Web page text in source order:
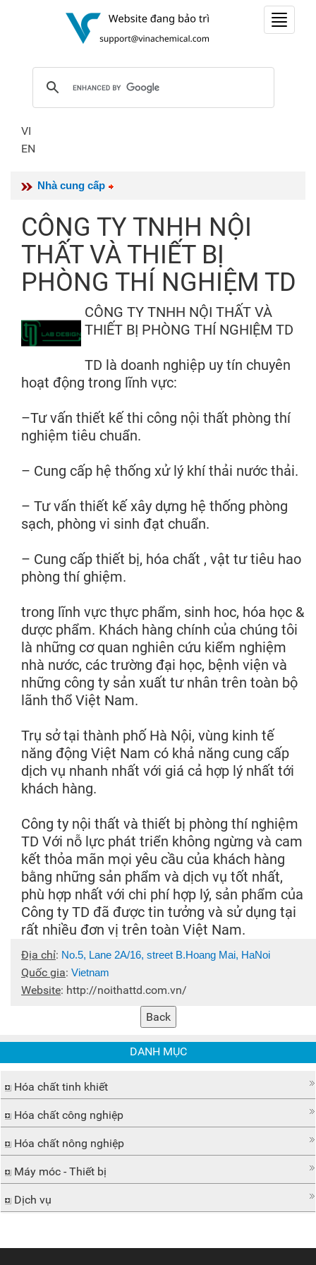
Toggle
VI
EN
Nhà cung cấp
CÔNG TY TNHH NỘI
THẤT VÀ THIẾT BỊ
PHÒNG THÍ NGHIỆM TD
CÔNG TY TNHH NỘI THẤT VÀ
THIẾT BỊ PHÒNG THÍ NGHIỆM TD
TD là doanh nghiệp uy tín chuyên
hoạt động trong lĩnh vực:
–Tư vấn thiết kế thi công nội thất phòng thí
nghiệm tiêu chuẩn.
– Cung cấp hệ thống xử lý khí thải nước thải.
– Tư vấn thiết kế xây dựng hệ thống phòng
sạch, phòng vi sinh đạt chuẩn.
– Cung cấp thiết bị, hóa chất , vật tư tiêu hao
phòng thí ghiệm.
trong lĩnh vực thực phẩm, sinh hoc, hóa học &
dược phẩm. Khách hàng chính của chúng tôi
là những cơ quan nghiên cứu kiểm nghiệm
nhà nước, các trường đại học, bệnh viện và
những công ty sản xuất tư nhân trên toàn bộ
lãnh thổ Việt Nam.
Trụ sở tại thành phố Hà Nội, vùng kinh tế
năng động Việt Nam có khả năng cung cấp
dịch vụ nhanh nhất với giá cả hợp lý nhất tới
khách hàng.
Công ty nội thất và thiết bị phòng thí nghiệm
TD Với nỗ lực phát triển không ngừng và cam
kết thỏa mãn mọi yêu cầu của khách hàng
bằng những sản phẩm và dịch vụ tốt nhất,
phù hợp nhất với chi phí hợp lý, sản phẩm của
Công ty TD đã được tin tưởng và sử dụng tại
rất nhiều đơn vị trên toàn Việt Nam.
Địa chỉ: No.5, Lane 2A/16, street B.Hoang Mai, HaNoi
Quốc gia: Vietnam
Website: http://noithattd.com.vn/
DANH MỤC
Hóa chất tinh khiết
Hóa chất công nghiệp
Hóa chất nông nghiệp
Máy móc - Thiết bị
Dịch vụ